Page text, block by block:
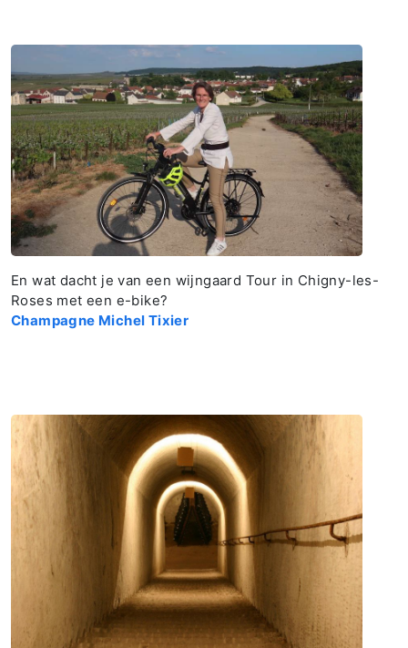
En wat dacht je van een wijngaard Tour in Chigny-les-
Roses met een e-bike?
Champagne Michel Tixier